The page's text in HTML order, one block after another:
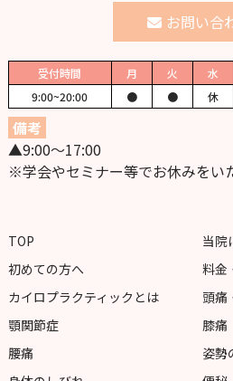
お問い合
受付時間 月 火 水
9:00~20:00 ● ● 休
備考
▲9:00〜17:00
※学会やセミナー等でお休みをい
TOP
当院
初めての方へ
料金
カイロプラクティックとは
頭痛
顎関節症
膝痛
腰痛
姿勢